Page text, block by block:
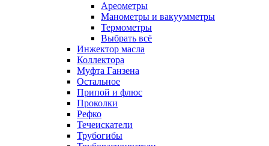
Ареометры
Манометры и вакуумметры
Термометры
Выбрать всё
Инжектор масла
Коллектора
Муфта Ганзена
Остальное
Припой и флюс
Проколки
Рефко
Течеискатели
Трубогибы